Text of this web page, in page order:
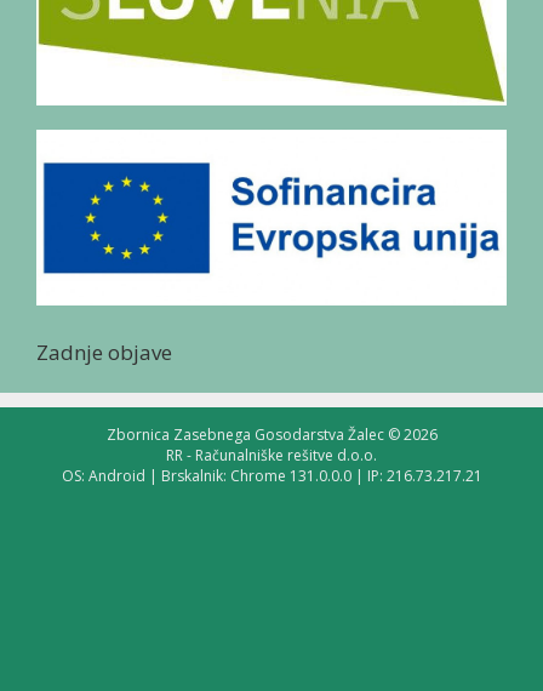
Zadnje objave
Zbornica Zasebnega Gosodarstva Žalec © 2026
RR - Računalniške rešitve d.o.o.
OS: Android | Brskalnik: Chrome 131.0.0.0 | IP: 216.73.217.21